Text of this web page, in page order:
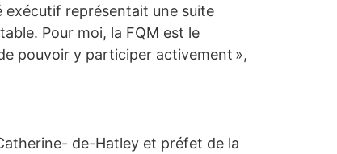
exécutif représentait une suite
Pour moi, la FQM est le
pouvoir y participer activement »,
de-Hatley et préfet de la